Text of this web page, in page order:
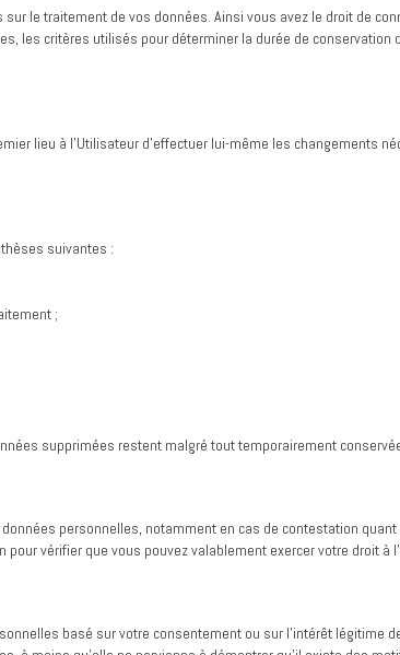
le traitement de vos données. Ainsi vous avez le droit de
les critères utilisés pour déterminer la durée de conservation
lieu à l’Utilisateur d’effectuer lui-même les changements
suivantes :
;
supprimées restent malgré tout temporairement
personnelles, notamment en cas de contestation
vérifier que vous pouvez valablement exercer votre droit à
basé sur votre consentement ou sur l’intérêt légitime